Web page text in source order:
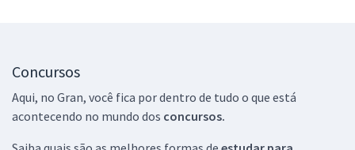
Concursos
Aqui, no Gran, você fica por dentro de tudo o que está
acontecendo no mundo dos concursos.